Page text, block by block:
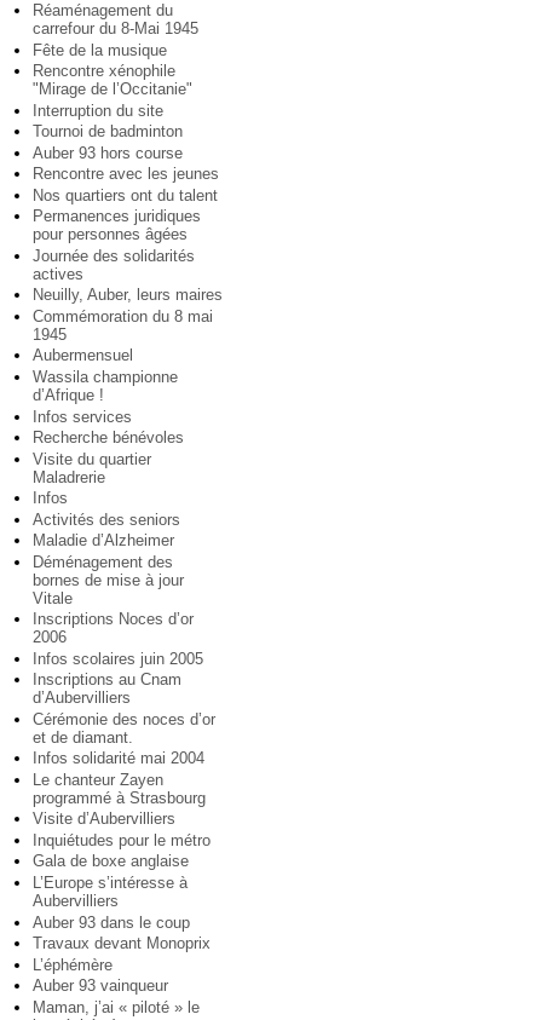
Réaménagement du
carrefour du 8-Mai 1945
Fête de la musique
Rencontre xénophile
"Mirage de l’Occitanie"
Interruption du site
Tournoi de badminton
Auber 93 hors course
Rencontre avec les jeunes
Nos quartiers ont du talent
Permanences juridiques
pour personnes âgées
Journée des solidarités
actives
Neuilly, Auber, leurs maires
Commémoration du 8 mai
1945
Aubermensuel
Wassila championne
d’Afrique !
Infos services
Recherche bénévoles
Visite du quartier
Maladrerie
Infos
Activités des seniors
Maladie d’Alzheimer
Déménagement des
bornes de mise à jour
Vitale
Inscriptions Noces d’or
2006
Infos scolaires juin 2005
Inscriptions au Cnam
d’Aubervilliers
Cérémonie des noces d’or
et de diamant.
Infos solidarité mai 2004
Le chanteur Zayen
programmé à Strasbourg
Visite d’Aubervilliers
Inquiétudes pour le métro
Gala de boxe anglaise
L’Europe s’intéresse à
Aubervilliers
Auber 93 dans le coup
Travaux devant Monoprix
L’éphémère
Auber 93 vainqueur
Maman, j’ai « piloté » le